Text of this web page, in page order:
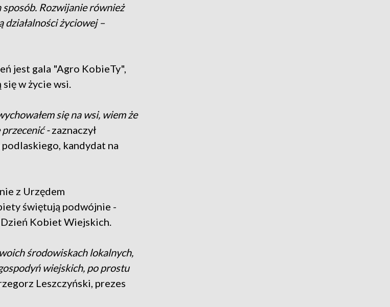
Rozwijanie również
działalności życiowej –
jest gala "Agro KobieTy",
w życie wsi.
się na wsi, wiem że
-zaznaczył
kandydat na
z Urzędem
świętują podwójnie -
Kobiet Wiejskich.
środowiskach lokalnych,
wiejskich, po prostu
Leszczyński, prezes